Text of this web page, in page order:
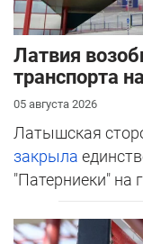
Латвия
транспорта
05 августа 2026
Латышская
закрыла
"Патерниеки" на